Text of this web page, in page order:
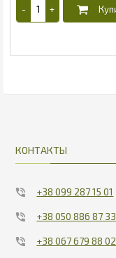
КОНТАКТЫ
+38 099 287 15 01
+38 050 886 87 33
+38 067 679 88 02